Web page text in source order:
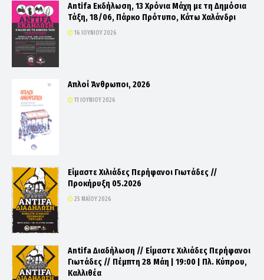
Antifa Εκδήλωση, 13 Χρόνια Μάχη με τη Δημόσια
Τάξη, 18/06, Πάρκο Πρότυπο, Κάτω Χαλάνδρι
16 ΙΟΥΝΊΟΥ 2026
Απλοί Άνθρωποι, 2026
11 ΙΟΥΝΊΟΥ 2026
Είμαστε Χιλιάδες Περήφανοι Γιωτάδες //
Προκήρυξη 05.2026
25 ΜΑΪ́ΟΥ 2026
Antifa Διαδήλωση // Είμαστε Χιλιάδες Περήφανοι
Γιωτάδες // Πέμπτη 28 Μάη | 19:00 | Πλ. Κύπρου,
Καλλιθέα